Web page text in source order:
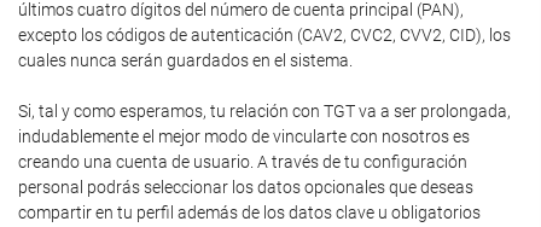
últimos cuatro dígitos del número de cuenta principal (PAN),
excepto los códigos de autenticación (CAV2, CVC2, CVV2, CID), los
cuales nunca serán guardados en el sistema.
Si, tal y como esperamos, tu relación con TGT va a ser prolongada,
indudablemente el mejor modo de vincularte con nosotros es
creando una cuenta de usuario. A través de tu configuración
personal podrás seleccionar los datos opcionales que deseas
compartir en tu perfil además de los datos clave u obligatorios